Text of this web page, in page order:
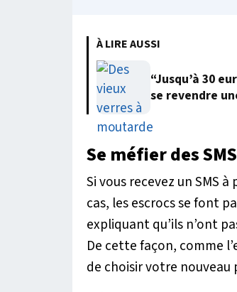
À LIRE AUSSI
“Jusqu’à 30
se revendre
Se méfier des SMS
Si vous recevez un SMS
cas, les escrocs se font
expliquant qu’ils n’ont
De cette façon, comme
de choisir votre